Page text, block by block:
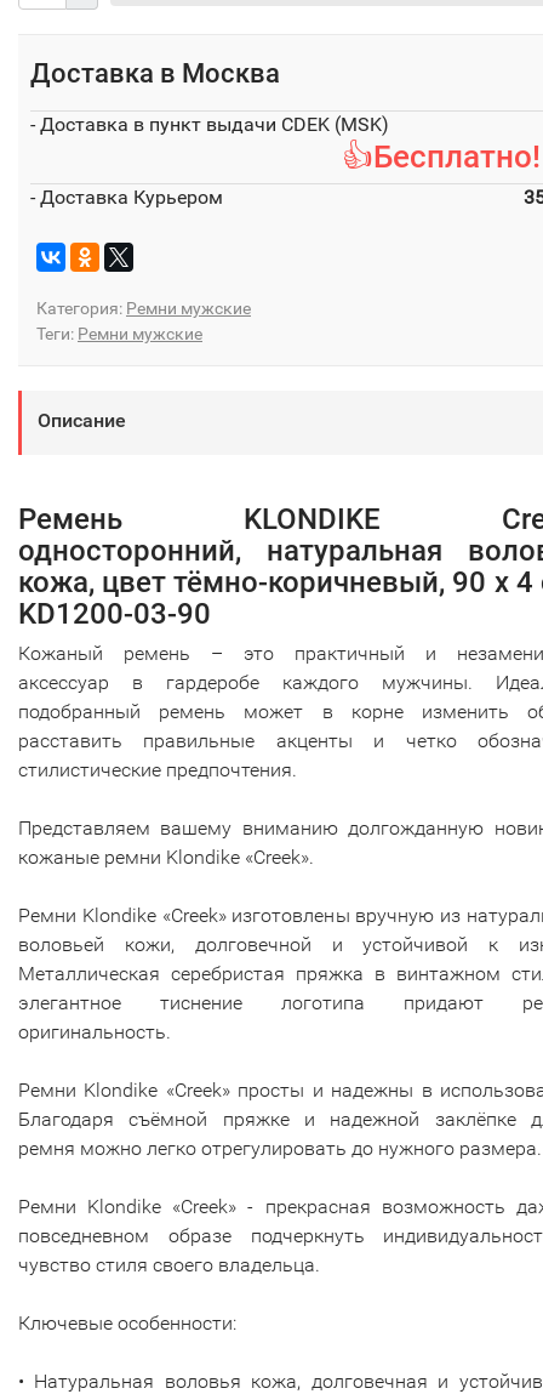
Доставка в Москва
- Доставка в пункт выдачи CDEK (MSK)
- Доставка Курьером
Категория: Ремни мужские
Теги: Ремни мужские
Описание
Ремень KLONDIKE
односторонний, натуральная
кожа, цвет тёмно-коричневый, 90 х 4
KD1200-03-90
Кожаный ремень – это практичный и
аксессуар в гардеробе каждого мужчины.
подобранный ремень может в корне изменить
расставить правильные акценты и четко
стилистические предпочтения.
Представляем вашему вниманию долгожданную
кожаные ремни Klondike «Creek».
Ремни Klondike «Creek» изготовлены вручную из
воловьей кожи, долговечной и устойчивой к
Металлическая серебристая пряжка в винтажном
элегантное тиснение логотипа придают
оригинальность.
Ремни Klondike «Creek» просты и надежны в
Благодаря съёмной пряжке и надежной заклёпке
ремня можно легко отрегулировать до нужного размера.
Ремни Klondike «Creek» - прекрасная возможность
повседневном образе подчеркнуть
чувство стиля своего владельца.
Ключевые особенности:
• Натуральная воловья кожа, долговечная и